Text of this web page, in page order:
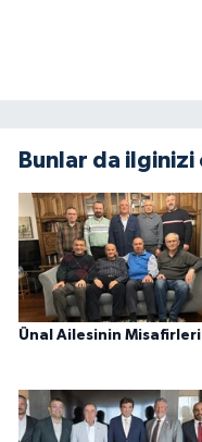
Bunlar da
Ünal Ailesinin Misafirleri